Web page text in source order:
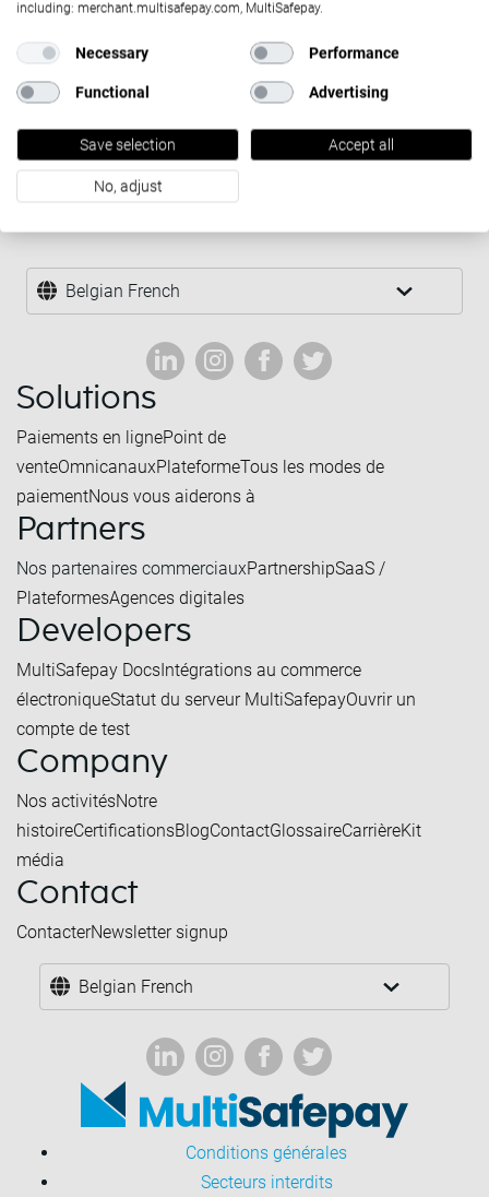
Partners
Developers
Company
Belgian French
Solutions
Paiements en lignePoint de
venteOmnicanauxPlateformeTous les modes de
paiementNous vous aiderons à
Partners
Nos partenaires commerciauxPartnershipSaaS /
PlateformesAgences digitales
Developers
MultiSafepay DocsIntégrations au commerce
électroniqueStatut du serveur MultiSafepayOuvrir un
compte de test
Company
Nos activitésNotre
histoireCertificationsBlogContactGlossaireCarrièreKit
média
Contact
ContacterNewsletter signup
Belgian French
Conditions générales
Secteurs interdits
including: merchant.multisafepay.com, MultiSafepay.
Necessary Performance
Functional Advertising
Save selection Accept all
No, adjust